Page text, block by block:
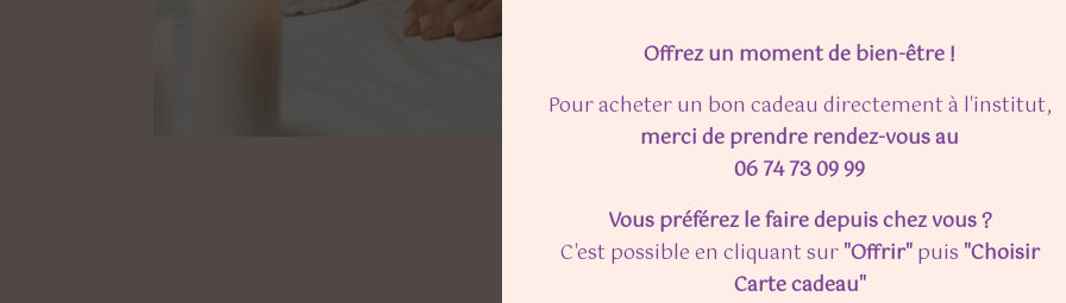
Offrez un moment de bien-être !
Pour acheter un bon cadeau directement à l'institut,
merci de prendre rendez-vous au
06 74 73 09 99
Vous préférez le faire depuis chez vous ?
C'est possible en cliquant sur"Offrir"puis "Choisir
Carte cadeau"
EN SAVOIR PLUS